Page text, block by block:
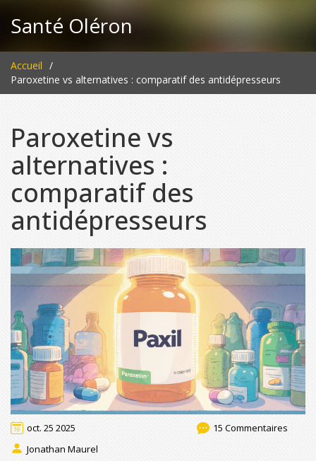
Santé Oléron
Accueil
Paroxetine vs alternatives : comparatif des antidépresseurs
Paroxetine vs
alternatives :
comparatif des
antidépresseurs
oct. 25 2025
15 Commentaires
Jonathan Maurel